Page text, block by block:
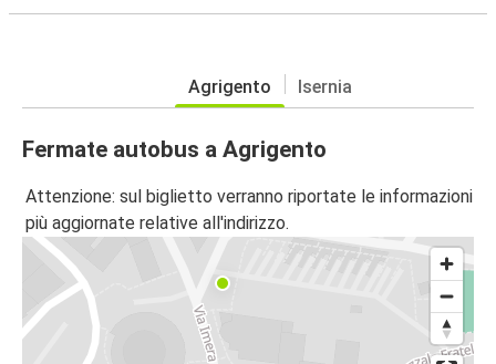
Agrigento Isernia
Fermate autobus a Agrigento
Attenzione: sul biglietto verranno riportate le informazioni
più aggiornate relative all'indirizzo.